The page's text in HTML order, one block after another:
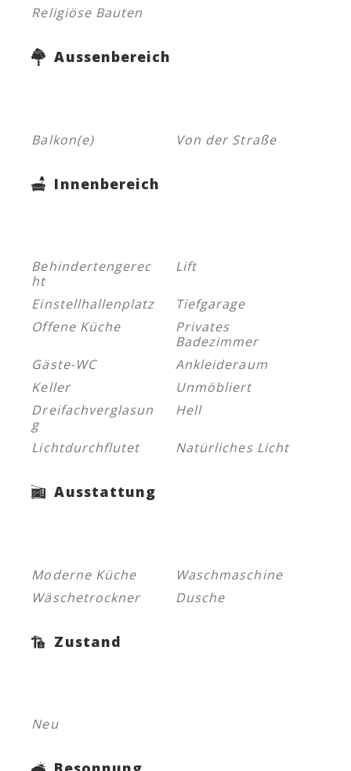
Religiöse Bauten
Aussenbereich
Balkon(e) Von der Straße
Innenbereich
Behindertengerec
ht
Lift
Einstellhallenplatz
Tiefgarage
Offene Küche
Privates
Badezimmer
Gäste-WC
Ankleideraum
Keller
Unmöbliert
Dreifachverglasun
g
Hell
Lichtdurchflutet Natürliches Licht
Ausstattung
Moderne Küche
Waschmaschine
Wäschetrockner
Dusche
Zustand
Neu